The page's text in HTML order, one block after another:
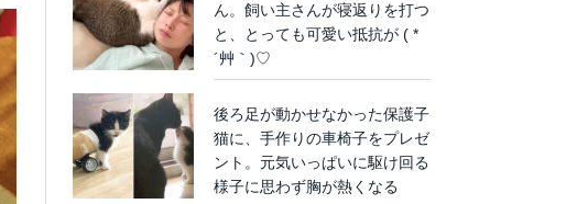
ん。飼い主さんが寝返りを打つ
と、とっても可愛い抵抗が ( *
´艸｀)♡
後ろ足が動かせなかった保護子
猫に、手作りの車椅子をプレゼ
ント。元気いっぱいに駆け回る
様子に思わず胸が熱くなる